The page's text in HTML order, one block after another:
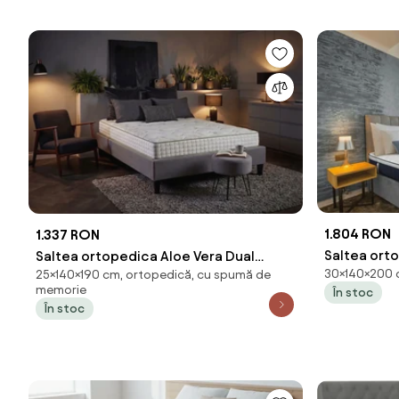
1.337 RON
Saltea ortopedica Aloe Vera Dual
Confort, 140x190x25cm, Memory 4 cm,
7 zone de confort, reversibila,
fermitate medie
25×140×190 cm, ortopedică, cu spumă de
memorie
În stoc
1.804 RON
Saltea
cm,
Memory,
În stoc